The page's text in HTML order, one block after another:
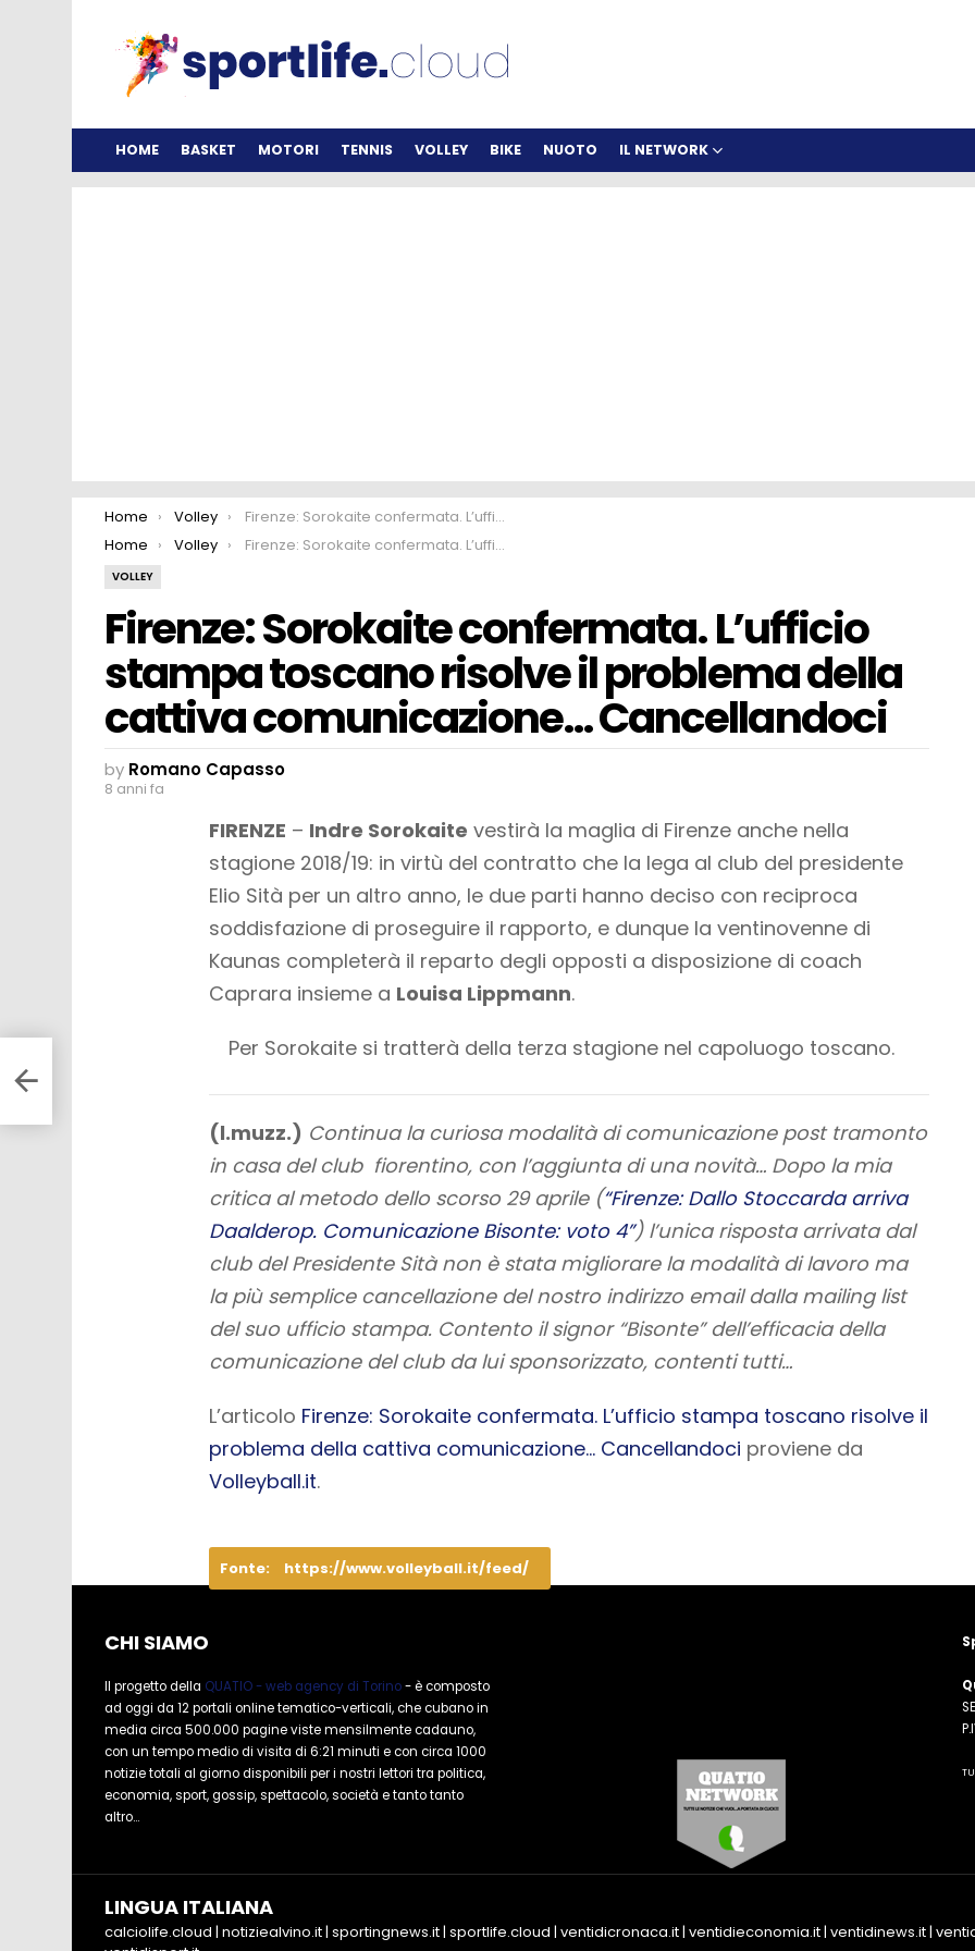
HOME BASKET MOTORI TENNIS VOLLEY BIKE NUOTO IL NETWORK
You are here:
Home Volley
Firenze: Sorokaite confermata. L’ufficio stampa toscano risolve il problema della cattiva comunicazione… Cancellandoci
You are here:
Home Volley Firenze: Sorokaite confermata. L’ufficio stampa toscano risolve il problema della cattiva comunicazione… Cancellandoci
VOLLEY
Firenze: Sorokaite confermata. L’ufficio
stampa toscano risolve il problema della
cattiva comunicazione… Cancellandoci
by Romano Capasso
8 anni fa
FIRENZE – Indre Sorokaite vestirà la maglia di Firenze anche nella
stagione 2018/19: in virtù del contratto che la lega al club del presidente
Elio Sità per un altro anno, le due parti hanno deciso con reciproca
soddisfazione di proseguire il rapporto, e dunque la ventinovenne di
Kaunas completerà il reparto degli opposti a disposizione di coach
Caprara insieme a Louisa Lippmann.
Per Sorokaite si tratterà della terza stagione nel capoluogo toscano.
(l.muzz.) Continua la curiosa modalità di comunicazione post tramonto
in casa del club fiorentino, con l’aggiunta di una novità… Dopo la mia
critica al metodo dello scorso 29 aprile (“Firenze: Dallo Stoccarda arriva
Daalderop. Comunicazione Bisonte: voto 4”) l’unica risposta arrivata dal
club del Presidente Sità non è stata migliorare la modalità di lavoro ma
la più semplice cancellazione del nostro indirizzo email dalla mailing list
del suo ufficio stampa. Contento il signor “Bisonte” dell’efficacia della
comunicazione del club da lui sponsorizzato, contenti tutti…
L’articolo Firenze: Sorokaite confermata. L’ufficio stampa toscano risolve il
problema della cattiva comunicazione… Cancellandoci proviene da
Volleyball.it.
Fonte: https://www.volleyball.it/feed/
CHI SIAMO
Il progetto della QUATIO - web agency di Torino- è composto
ad oggi da 12 portali online tematico-verticali, che cubano in
media circa 500.000 pagine viste mensilmente cadauno,
con un tempo medio di visita di 6:21 minuti e con circa 1000
notizie totali al giorno disponibili per i nostri lettori tra politica,
economia, sport, gossip, spettacolo, società e tanto tanto
altro...
LINGUA ITALIANA
calciolife.cloud | notiziealvino.it| sportingnews.it| sportlife.cloud | ventidicronaca.it| ventidieconomia.it| ventidinews.it|